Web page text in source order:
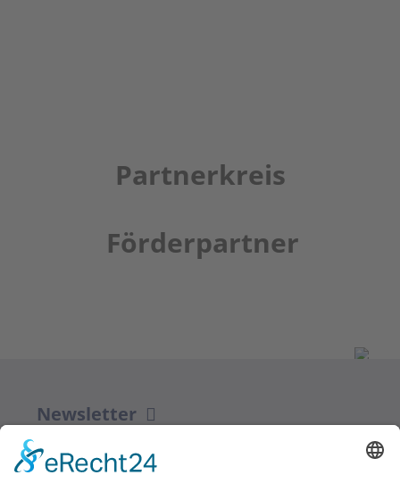
Partnerkreis
Förderpartner
Newsletter
ZUR ANMELDUNG